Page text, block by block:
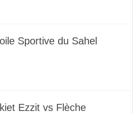
Sportive du Sahel
Ezzit vs Flèche